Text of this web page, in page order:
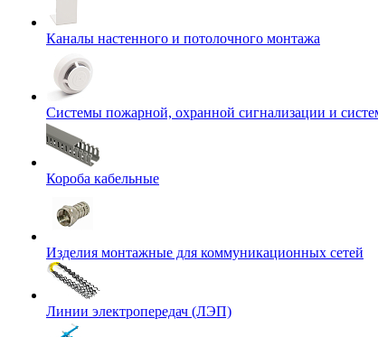
Каналы настенного и потолочного монтажа
Системы пожарной, охранной сигнализации и
Короба кабельные
Изделия монтажные для коммуникационных сетей
Линии электропередач (ЛЭП)